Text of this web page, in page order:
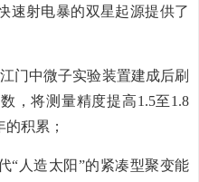
速射电暴的双星起源提供了
门中微子实验装置建成后刷
，将测量精度提高1.5至1.8
积累；
“人造太阳”的紧凑型聚变能